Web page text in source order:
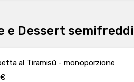
e Dessert semifreddi
al Tiramisù - monoporzione